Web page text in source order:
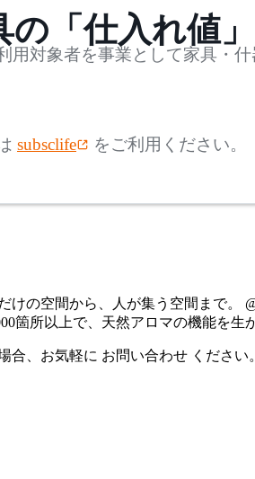
テリ
~
~
の「仕入れ値
用対象者を事業として家具・
subsclife をご利用ください。
けの空間から、人が集う空間まで。
箇所以上で、天然アロマの機能を
合、お気軽に お問い合わせ ください。